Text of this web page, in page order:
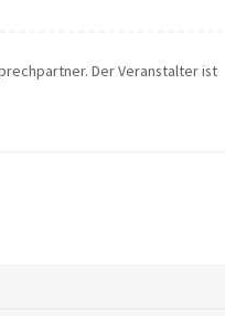
Der Veranstalter ist